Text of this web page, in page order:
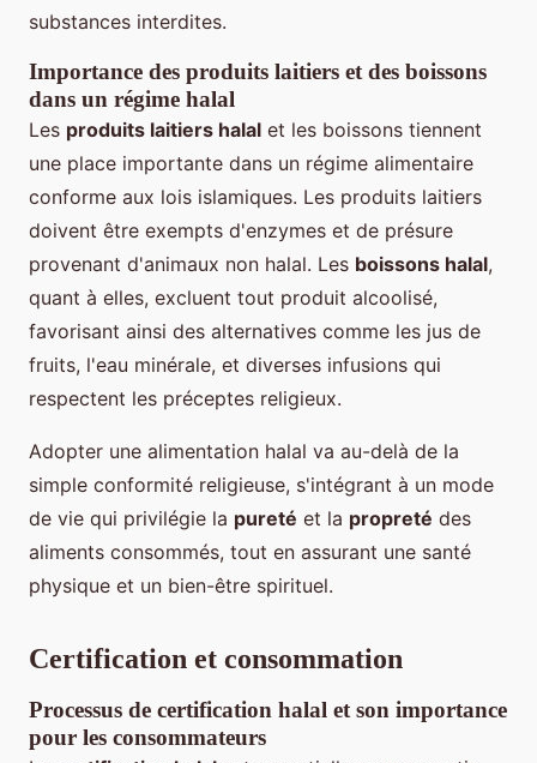
substances interdites.
Importance des produits laitiers et des boissons
dans un régime halal
Les produits laitiers halal et les boissons tiennent
une place importante dans un régime alimentaire
conforme aux lois islamiques. Les produits laitiers
doivent être exempts d'enzymes et de présure
provenant d'animaux non halal. Les boissons halal,
quant à elles, excluent tout produit alcoolisé,
favorisant ainsi des alternatives comme les jus de
fruits, l'eau minérale, et diverses infusions qui
respectent les préceptes religieux.
Adopter une alimentation halal va au-delà de la
simple conformité religieuse, s'intégrant à un mode
de vie qui privilégie la pureté et la propreté des
aliments consommés, tout en assurant une santé
physique et un bien-être spirituel.
Certification et consommation
Processus de certification halal et son importance
pour les consommateurs